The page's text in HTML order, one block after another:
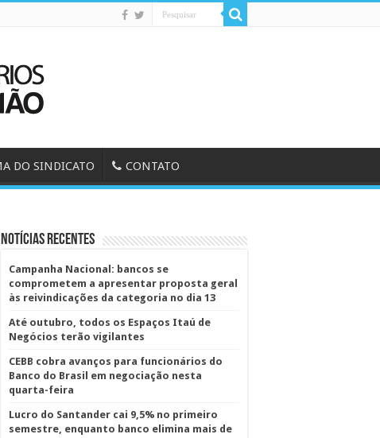
DO SINDICATO CONTATO
Notícias Recentes
Campanha Nacional: bancos se
comprometem a apresentar proposta geral
às reivindicações da categoria no dia 13
Até outubro, todos os Espaços Itaú de
Negócios terão vigilantes
CEBB cobra avanços para funcionários do
Banco do Brasil em negociação nesta
quarta-feira
Lucro do Santander cai 9,5% no primeiro
semestre, enquanto banco elimina mais de